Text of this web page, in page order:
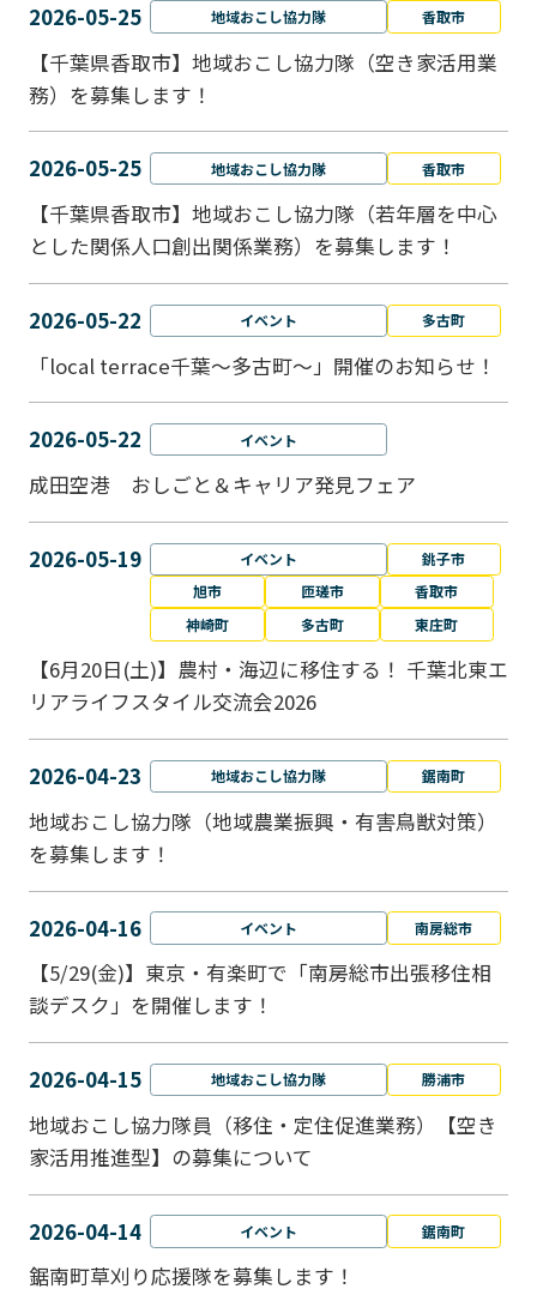
2026-05-25 地域おこし協力隊 香取市
【千葉県香取市】地域おこし協力隊（空き家活用業
務）を募集します！
2026-05-25 地域おこし協力隊 香取市
【千葉県香取市】地域おこし協力隊（若年層を中心
とした関係人口創出関係業務）を募集します！
2026-05-22 イベント 多古町
「local terrace千葉～多古町～」開催のお知らせ！
2026-05-22 イベント
成田空港 おしごと＆キャリア発見フェア
2026-05-19 イベント
銚子市
旭市
匝瑳市
香取市
神崎町
多古町 東庄町
【6月20日(土)】農村・海辺に移住する！ 千葉北東エ
リアライフスタイル交流会2026
2026-04-23 地域おこし協力隊 鋸南町
地域おこし協力隊（地域農業振興・有害鳥獣対策）
を募集します！
2026-04-16 イベント 南房総市
【5/29(金)】東京・有楽町で「南房総市出張移住相
談デスク」を開催します！
2026-04-15 地域おこし協力隊 勝浦市
地域おこし協力隊員（移住・定住促進業務）【空き
家活用推進型】の募集について
2026-04-14 イベント 鋸南町
鋸南町草刈り応援隊を募集します！